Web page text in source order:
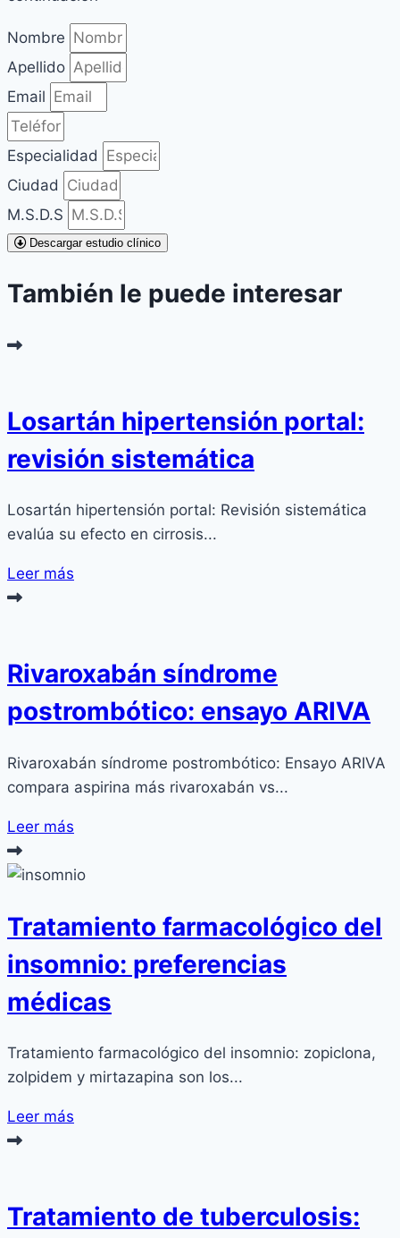
Nombre
Apellido
Email
Especialidad
Ciudad
M.S.D.S
Descargar estudio clínico
También le puede interesar
Losartán hipertensión portal:
revisión sistemática
Losartán hipertensión portal: Revisión sistemática
evalúa su efecto en cirrosis...
Leer más
Rivaroxabán síndrome
postrombótico: ensayo ARIVA
Rivaroxabán síndrome postrombótico: Ensayo ARIVA
compara aspirina más rivaroxabán vs...
Leer más
Tratamiento farmacológico del
insomnio: preferencias
médicas
Tratamiento farmacológico del insomnio: zopiclona,
zolpidem y mirtazapina son los...
Leer más
Tratamiento de tuberculosis: